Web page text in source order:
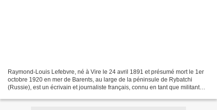
Raymond-Louis Lefebvre, né à Vire le 24 avril 1891 et présumé mort le 1er
octobre 1920 en mer de Barents, au large de la péninsule de Rybatchi
(Russie), est un écrivain et journaliste français, connu en tant que militant